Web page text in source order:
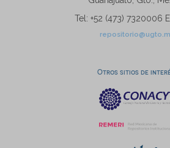
Tel: +52 (473) 7320006
Otros sitios de